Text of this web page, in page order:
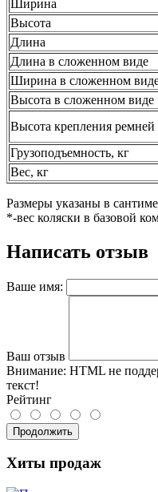
Ширина
Высота
Длина
Длина в сложенном виде
Ширина в сложенном
Высота в сложенном виде
Высота крепления ремней
Грузоподъемность, кг
Вес, кг
Размеры указаны в
*-вес коляски в базовой
Написать отзыв
Ваше имя:
Ваш отзыв
Внимание: HTML не
текст!
Рейтинг
Продолжить
Хиты продаж